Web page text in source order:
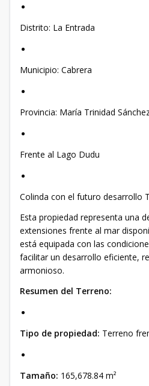
Distrito: La Entrada
Municipio: Cabrera
Provincia: María Trinidad
Frente al Lago Dudu
Colinda con el futuro desarrollo
Esta propiedad representa una
extensiones frente al mar
está equipada con las
facilitar un desarrollo eficiente,
armonioso.
Resumen del Terreno:
Tipo de propiedad: Terreno
Tamaño: 165,678.84 m²